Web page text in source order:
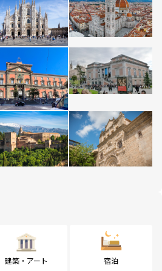
建築・アート 宿泊